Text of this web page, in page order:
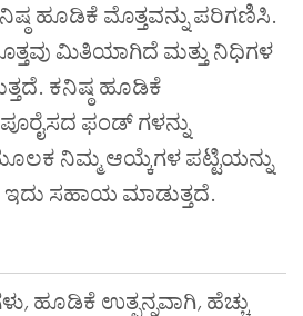
ಹೂಡಿಕೆ ಮೊತ್ತವನ್ನು ಪರಿಗಣಿಸಿ.
ಮಿತಿಯಾಗಿದೆ ಮತ್ತು ನಿಧಿಗಳ
ಕನಿಷ್ಠ ಹೂಡಿಕೆ
ಫಂಡ್ ಗಳನ್ನು
ನಿಮ್ಮ ಆಯ್ಕೆಗಳ ಪಟ್ಟಿಯನ್ನು
ಸಹಾಯ ಮಾಡುತ್ತದೆ.
, ಹೂಡಿಕೆ ಉತ್ಪನ್ನವಾಗಿ, ಹೆಚ್ಚು